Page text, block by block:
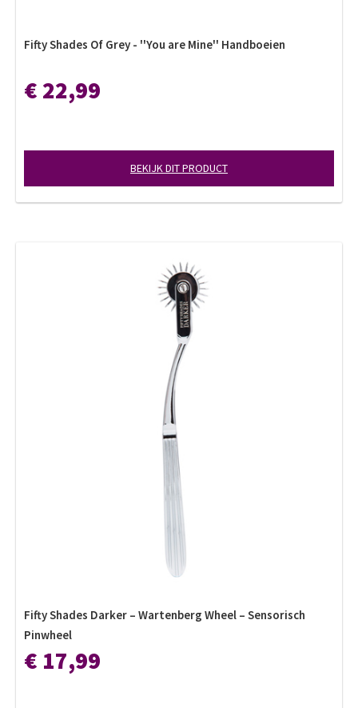
Fifty Shades Of Grey - ''You are Mine'' Handboeien
€ 22,99
BEKIJK DIT PRODUCT
Fifty Shades Darker – Wartenberg Wheel – Sensorisch
Pinwheel
€ 17,99